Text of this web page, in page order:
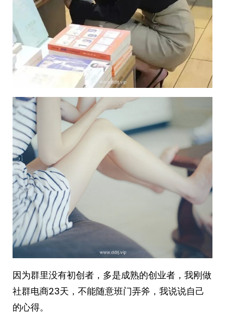
因为群里没有初创者，多是成熟的创业者，我刚做
社群电商23天，不能随意班门弄斧，我说说自己
的心得。